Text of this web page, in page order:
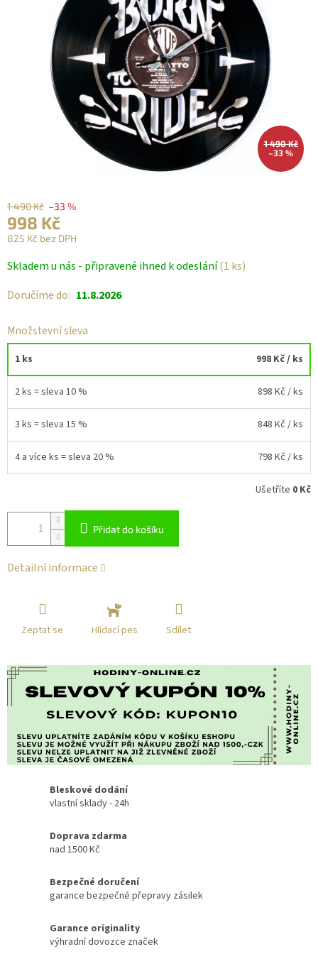
1 490 Kč
–33 %
1 490 Kč –33 %
998 Kč
825 Kč bez DPH
cena:
Skladem u nás - připravené ihned k odeslání(1 ks)
Doručíme do: 11.8.2026
Množstevní sleva
1 ks 998 Kč/ ks
2 ks = sleva 10 % 898 Kč / ks
3 ks = sleva 15 % 848 Kč / ks
4 a více ks = sleva 20 % 798 Kč / ks
Ušetříte 0 Kč
Přidat do košíku
Detailní informace
Zeptat se Hlídací pes Sdílet
Bleskové dodání
vlastní sklady - 24h
Doprava zdarma
nad 1500 Kč
Bezpečné doručení
garance bezpečné přepravy zásilek
Garance originality
výhradní dovozce značek